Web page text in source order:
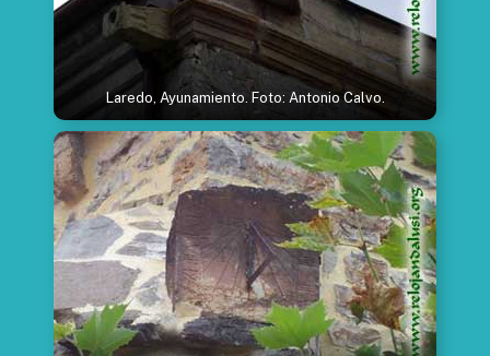
Laredo, Ayunamiento. Foto: Antonio Calvo.